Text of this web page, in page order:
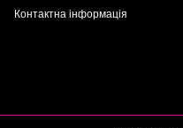
Контактна інформація